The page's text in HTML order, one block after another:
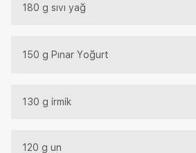
180 g sıvı yağ
150 g Pınar Yoğurt
130 g irmik
120 g un